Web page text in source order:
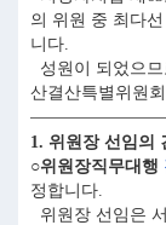
의 위원 중 최다
니다.
성원이 되었으
산결산특별위원
1. 위원장 선임의
○위원장직무대행
정합니다.
위원장 선임은